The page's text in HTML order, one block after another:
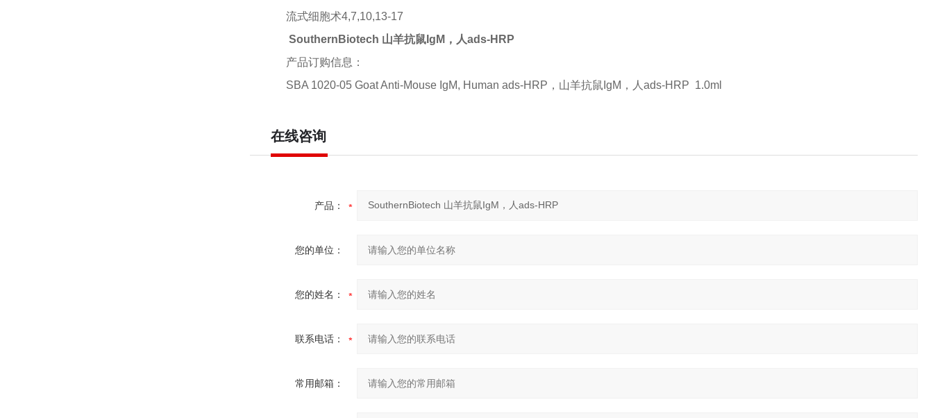
流式细胞术4,7,10,13-17
SouthernBiotech 山羊抗鼠IgM，人ads-HRP
产品订购信息：
SBA 1020-05 Goat Anti-Mouse IgM, Human ads-HRP，山羊抗鼠IgM，人ads-HRP 1.0ml
在线咨询
产品：
您的单位：
您的姓名：
联系电话：
常用邮箱：